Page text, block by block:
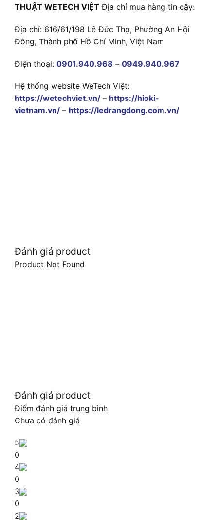
THUẬT WETECH VIỆT Địa chỉ mua hàng tin cậy:
Địa chỉ: 616/61/198 Lê Đức Thọ, Phường An Hội
Đông, Thành phố Hồ Chí Minh, Việt Nam
Điện thoại: 0901.940.968 – 0949.940.967
Hệ thống website WeTech Việt:
https://wetechviet.vn/ – https://hioki-
vietnam.vn/ – https://ledrangdong.com.vn/
Đánh giá product
Product Not Found
Đánh giá product
Điểm đánh giá trung bình
Chưa có đánh giá
5
0
4
0
3
0
2